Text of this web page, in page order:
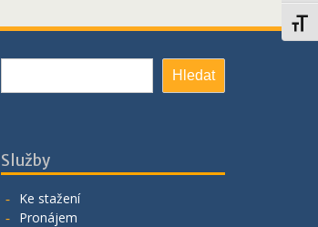
Hledat
Služby
Ke stažení
Pronájem